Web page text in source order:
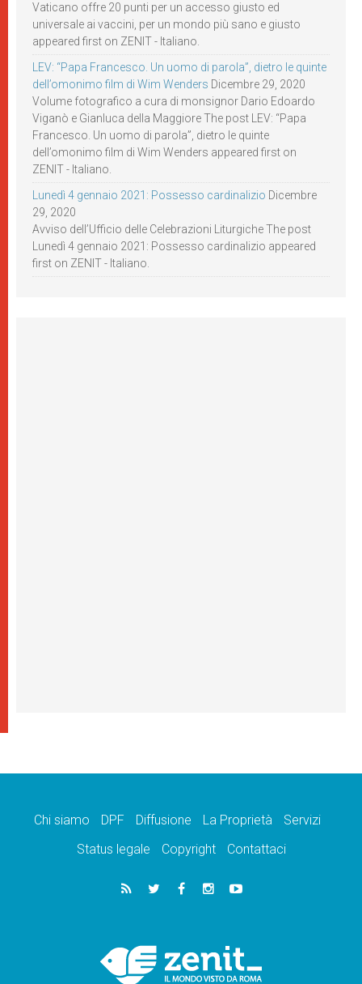
Vaticano offre 20 punti per un accesso giusto ed
universale ai vaccini, per un mondo più sano e giusto
appeared first on ZENIT - Italiano.
LEV: “Papa Francesco. Un uomo di parola”, dietro le quinte
dell’omonimo film di Wim Wenders Dicembre 29, 2020
Volume fotografico a cura di monsignor Dario Edoardo
Viganò e Gianluca della Maggiore The post LEV: “Papa
Francesco. Un uomo di parola”, dietro le quinte
dell’omonimo film di Wim Wenders appeared first on
ZENIT - Italiano.
Lunedì 4 gennaio 2021: Possesso cardinalizio Dicembre
29, 2020
Avviso dell’Ufficio delle Celebrazioni Liturgiche The post
Lunedì 4 gennaio 2021: Possesso cardinalizio appeared
first on ZENIT - Italiano.
Chi siamo DPF Diffusione La Proprietà
Servizi
Status legale
Copyright Contattaci